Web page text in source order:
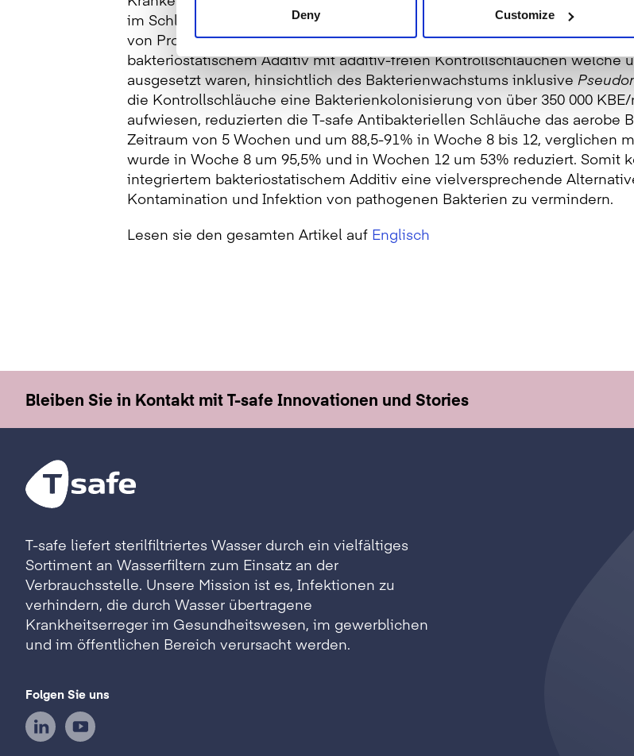
Deny Customize
im Schlauchmaterial integriert sind, können Biofilmbildung erheblich
von Professor Anthony Hilton von der Aston Universität verglich T-safe
bakteriostatischem Additiv mit additiv-freien Kontrollschläuchen welche
ausgesetzt waren, hinsichtlich des Bakterienwachstums inklusive
die Kontrollschläuche eine Bakterienkolonisierung von über 350 000
aufwiesen, reduzierten die T-safe Antibakteriellen Schläuche das aerobe
Zeitraum von 5 Wochen und um 88,5-91% in Woche 8 bis 12, verglichen
wurde in Woche 8 um 95,5% und in Wochen 12 um 53% reduziert.
integriertem bakteriostatischem Additiv eine vielversprechende
Kontamination und Infektion von pathogenen Bakterien zu vermindern.
Lesen sie den gesamten Artikel auf Englisch
Bleiben Sie in Kontakt mit T-safe Innovationen und Stories
T-safe liefert sterilfiltriertes Wasser durch ein vielfältiges
Sortiment an Wasserfiltern zum Einsatz an der
Verbrauchsstelle. Unsere Mission ist es, Infektionen zu
verhindern, die durch Wasser übertragene
Krankheitserreger im Gesundheitswesen, im gewerblichen
und im öffentlichen Bereich verursacht werden.
Folgen Sie uns